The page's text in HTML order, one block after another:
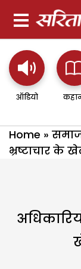
ऑडियो
Home »
भ्रष्टाचार के